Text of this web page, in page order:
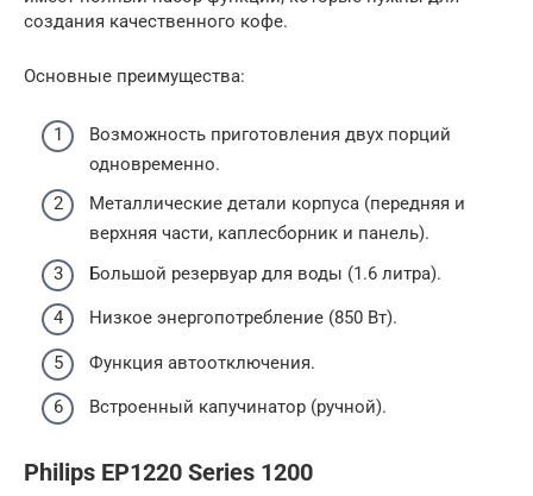
создания качественного кофе.
Основные преимущества:
Возможность приготовления двух порций
одновременно.
Металлические детали корпуса (передняя и
верхняя части, каплесборник и панель).
Большой резервуар для воды (1.6 литра).
Низкое энергопотребление (850 Вт).
Функция автоотключения.
Встроенный капучинатор (ручной).
Philips EP1220 Series 1200